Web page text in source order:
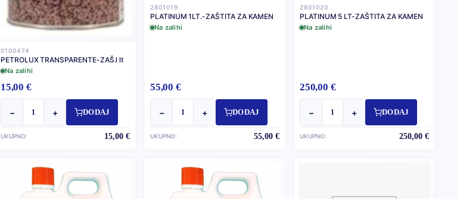
0100474
PETROLUX TRANSPARENTE-ZAŠ.l lt
Na zalihi
15,00 €
− + DODAJ
UKUPNO: 15,00 €
2801019
PLATINUM 1LT.-ZAŠTITA ZA KAMEN
Na zalihi
55,00 €
− + DODAJ
UKUPNO: 55,00 €
2801020
PLATINUM 5 LT-ZAŠTITA ZA KAMEN
Na zalihi
250,00 €
− + DODAJ
UKUPNO: 250,00 €